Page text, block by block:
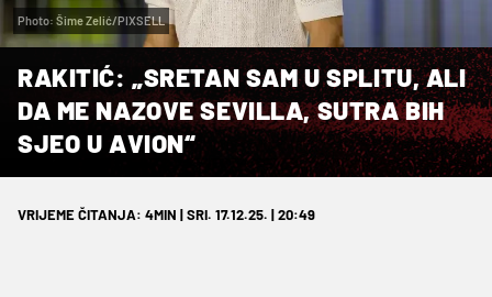
Photo: Šime Zelić/PIXSELL
RAKITIĆ: „SRETAN SAM U SPLITU, ALI
DA ME NAZOVE SEVILLA, SUTRA BIH
SJEO U AVION“
VRIJEME ČITANJA: 4MIN | SRI. 17.12.25. | 20:49